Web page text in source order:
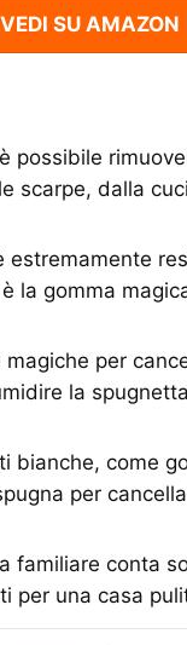
VEDI SU AMAZON
possibile
scarpe, dalla
estremamente
la gomma
magiche per
la
bianche, come
per
familiare conta
per una casa